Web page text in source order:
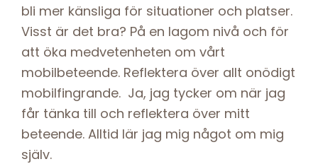
bli mer känsliga för situationer och platser.
Visst är det bra? På en lagom nivå och för
att öka medvetenheten om vårt
mobilbeteende. Reflektera över allt onödigt
mobilfingrande. Ja, jag tycker om när jag
får tänka till och reflektera över mitt
beteende. Alltid lär jag mig något om mig
själv.